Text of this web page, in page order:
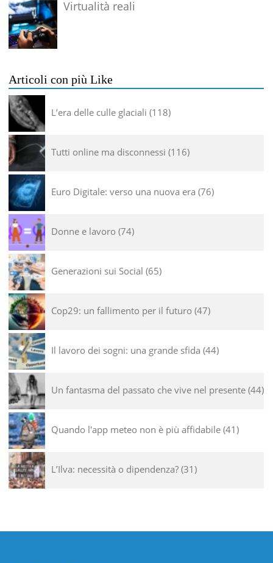
Virtualità reali
Articoli con più Like
L’era delle culle glaciali 118
Tutti online ma disconnessi 116
Euro Digitale: verso una nuova era 76
Donne e lavoro 74
Generazioni sui Social 65
Cop29: un fallimento per il futuro 47
Il lavoro dei sogni: una grande sfida 44
Un fantasma del passato che vive nel presente 44
Quando l'app meteo non è più affidabile 41
L’Ilva: necessità o dipendenza? 31